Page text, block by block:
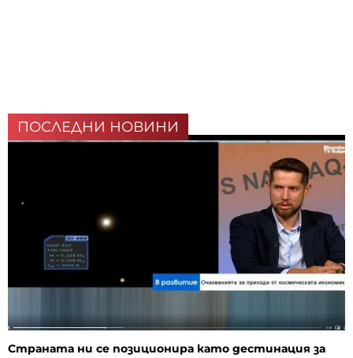
ПОСЛЕДНИ НОВИНИ
Страната ни се позиционира като дестинация за